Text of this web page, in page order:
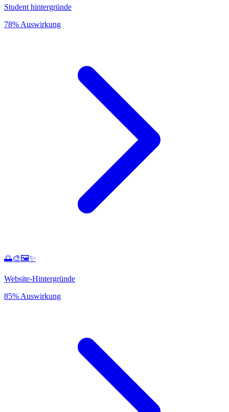
Student hintergründe
78% Auswirkung
🌅🎨🖼️✨
Website-Hintergründe
85% Auswirkung